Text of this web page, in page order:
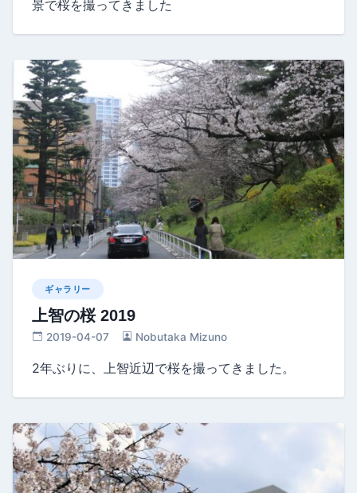
景で桜を撮ってきました
ギャラリー
上智の桜 2019
2019-04-07 Nobutaka Mizuno
2年ぶりに、上智近辺で桜を撮ってきました。